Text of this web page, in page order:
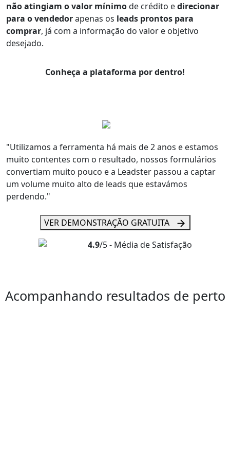
não atingiam o valor mínimode crédito edirecionar
para o vendedorapenas os leads prontos para
comprar, já com a informação do valor e objetivo
desejado.
Conheça a plataforma por dentro!
"Utilizamos a ferramenta há mais de 2 anos e estamos
muito contentes com o resultado, nossos formulários
convertiam muito pouco e a Leadster passou a captar
um volume muito alto de leads que estavámos
perdendo."
VER DEMONSTRAÇÃO GRATUITA
4.9/5 - Média de Satisfação
Acompanhando resultados de perto